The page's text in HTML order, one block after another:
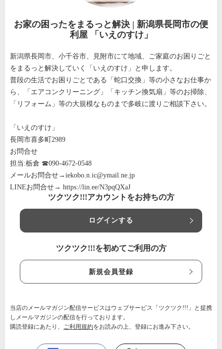
お家の困ったをまるっと解決 | 新潟県長岡市の便
利屋 「いえのすけ」
新潟県長岡市、小千谷市、見附市にて地域、ご家庭のお困りごと
をまるっと解決していく「いえのすけ」と申します。
普段の生活でお困りごとである「蛇口交換」等の小さなお仕事か
ら、「エアコンクリーニング」「キッチン換気扇」等のお掃除、
「リフォーム」等の大規模なものまで多岐に渡りご相談下さい。
「いえのすけ」
長岡市喜多町2989
お問合せ
担当:栃倉 ☎090-4672-0548
メールお問合せ→ iekobo.n.ic@ymail.ne.jp
LINEお問合せ→ https://lin.ee/N3pqQXaJ
ツクツク!!!アカウントをお持ちの方
ログインする
ツクツク!!!を初めてご利用の方
新規会員登録
当店のメールマガジン配信サービスはウェブサービス「ツクツク!!!」と提携
しメールマガジンの配信を行っております。
購読登録にあたり、 ご利用規約をお読みの上、登録にお進み下さい。